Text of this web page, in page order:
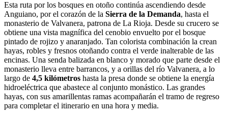
Esta ruta por los bosques en otoño continúa ascendiendo desde
Anguiano, por el corazón de la Sierra de la Demanda, hasta el
monasterio de Valvanera, patrona de La Rioja. Desde su crucero se
obtiene una vista magnífica del cenobio envuelto por el bosque
pintado de rojizo y anaranjado. Tan colorista combinación la crean
hayas, robles y fresnos otoñando contra el verde inalterable de las
encinas. Una senda balizada en blanco y morado que parte desde el
monasterio lleva entre barrancos, y a orillas del río Valvanera, a lo
largo de 4,5 kilómetros hasta la presa donde se obtiene la energía
hidroeléctrica que abastece al conjunto monástico. Las grandes
hayas, con sus amarillentas ramas acompañarán el tramo de regreso
para completar el itinerario en una hora y media.